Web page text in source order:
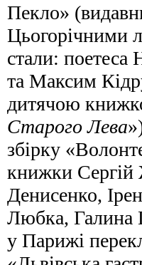
Пекло»
Цьогорічними
стали:
та Максим
дитячою
Старого Лева
збірку
книжки Сергій
Денисенко,
Любка, Галина
у Парижі